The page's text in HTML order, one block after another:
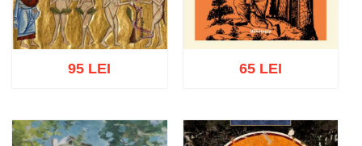
Adaugă în coș Wishlist
95 LEI
Adaugă în coș Wishlist
65 LEI